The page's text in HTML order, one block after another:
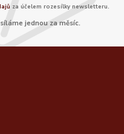
za účelem rozesílky newsletteru.
jednou za měsíc.